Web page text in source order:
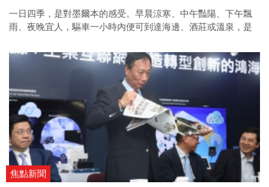
一日四季，是對墨爾本的感受。早晨涼寒、中午豔陽、下午飄
雨、夜晚宜人，驅車一小時內便可到達海邊、酒莊或溫泉，是
與躍上國際的餐廳，來看這座全球最宜人居的城市，精采的墨
焦點新聞